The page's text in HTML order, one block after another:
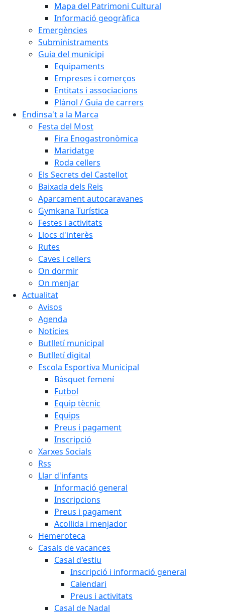
Mapa del Patrimoni Cultural
Informació geogràfica
Emergències
Subministraments
Guia del municipi
Equipaments
Empreses i comerços
Entitats i associacions
Plànol / Guia de carrers
Endinsa't a la Marca
Festa del Most
Fira Enogastronòmica
Maridatge
Roda cellers
Els Secrets del Castellot
Baixada dels Reis
Aparcament autocaravanes
Gymkana Turística
Festes i activitats
Llocs d'interès
Rutes
Caves i cellers
On dormir
On menjar
Actualitat
Avisos
Agenda
Notícies
Butlletí municipal
Butlletí digital
Escola Esportiva Municipal
Bàsquet femení
Futbol
Equip tècnic
Equips
Preus i pagament
Inscripció
Xarxes Socials
Rss
Llar d'infants
Informació general
Inscripcions
Preus i pagament
Acollida i menjador
Hemeroteca
Casals de vacances
Casal d'estiu
Inscripció i informació general
Calendari
Preus i activitats
Casal de Nadal